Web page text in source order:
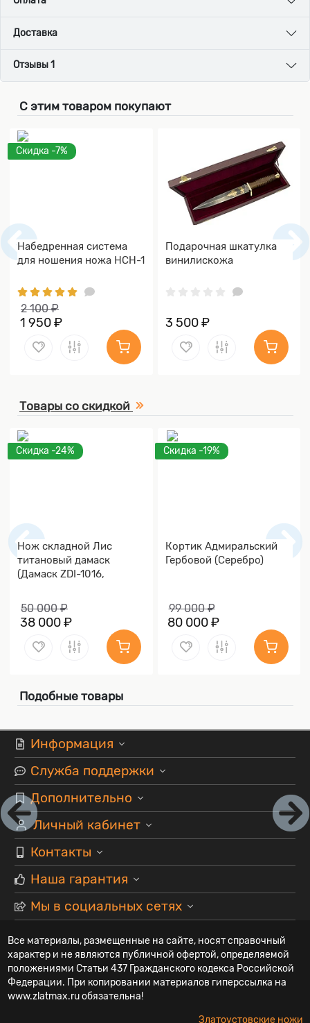
Доставка
Отзывы 1
С этим товаром покупают
Скидка -7%
Набедренная система
для ношения ножа НСН-1
2 100 ₽
1 950 ₽
Подарочная шкатулка
винилискожа
3 500 ₽
Товары со скидкой
Скидка -24%
Нож складной Лис
титановый дамаск
(Дамаск ZDI-1016,
50 000 ₽
38 000 ₽
Скидка -19%
Кортик Адмиральский
Гербовой (Серебро)
99 000 ₽
80 000 ₽
Подобные товары
Информация
Служба поддержки
Дополнительно
Личный кабинет
Контакты
Наша гарантия
Мы в социальных сетях
Все материалы, размещенные на сайте, носят справочный
характер и не являются публичной офертой, определяемой
положениями Статьи 437 Гражданского кодекса Российской
Федерации. При копировании материалов гиперссылка на
www.zlatmax.ru обязательна!
Златоустовские ножи